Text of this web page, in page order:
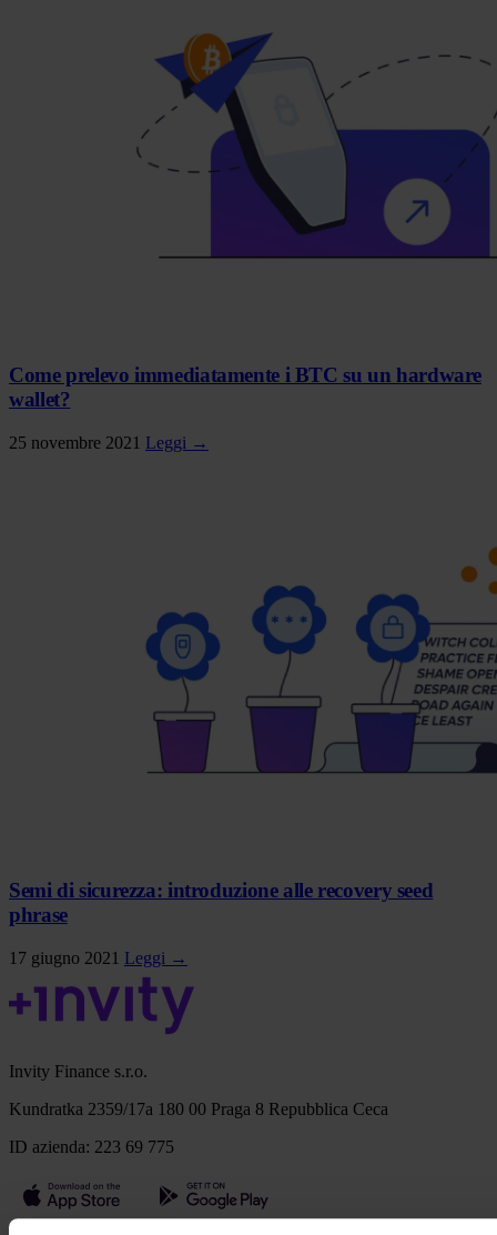
Come prelevo immediatamente i BTC su un hardware
wallet?
25 novembre 2021 Leggi →
Semi di sicurezza: introduzione alle recovery seed
phrase
17 giugno 2021 Leggi →
Invity Finance s.r.o.
Kundratka 2359/17a 180 00 Praga 8 Repubblica Ceca
ID azienda: 223 69 775